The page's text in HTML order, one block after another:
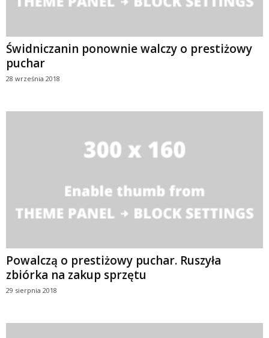
Świdniczanin ponownie walczy o prestiżowy
puchar
28 września 2018
Powalczą o prestiżowy puchar. Ruszyła
zbiórka na zakup sprzętu
29 sierpnia 2018